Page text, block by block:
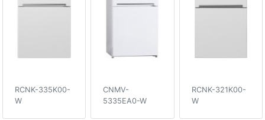
RCNK-335K00-
W
CNMV-
5335EA0-W
RCNK-321K00-
W